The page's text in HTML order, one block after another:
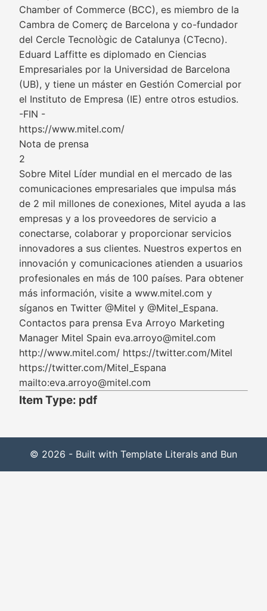
Chamber of Commerce (BCC), es miembro de la
Cambra de Comerç de Barcelona y co-fundador
del Cercle Tecnològic de Catalunya (CTecno).
Eduard Laffitte es diplomado en Ciencias
Empresariales por la Universidad de Barcelona
(UB), y tiene un máster en Gestión Comercial por
el Instituto de Empresa (IE) entre otros estudios.
-FIN -
https://www.mitel.com/
Nota de prensa
2
Sobre Mitel Líder mundial en el mercado de las
comunicaciones empresariales que impulsa más
de 2 mil millones de conexiones, Mitel ayuda a las
empresas y a los proveedores de servicio a
conectarse, colaborar y proporcionar servicios
innovadores a sus clientes. Nuestros expertos en
innovación y comunicaciones atienden a usuarios
profesionales en más de 100 países. Para obtener
más información, visite a www.mitel.com y
síganos en Twitter @Mitel y @Mitel_Espana.
Contactos para prensa Eva Arroyo Marketing
Manager Mitel Spain eva.arroyo@mitel.com
http://www.mitel.com/ https://twitter.com/Mitel
https://twitter.com/Mitel_Espana
mailto:eva.arroyo@mitel.com
Item Type: pdf
© 2026 - Built with Template Literals and Bun